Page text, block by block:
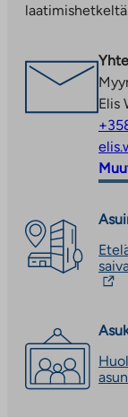
Linkki
uuteen
Elis
Linkki